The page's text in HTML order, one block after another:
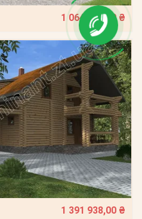
1 064 643,00 ₴
1 391 938,00 ₴